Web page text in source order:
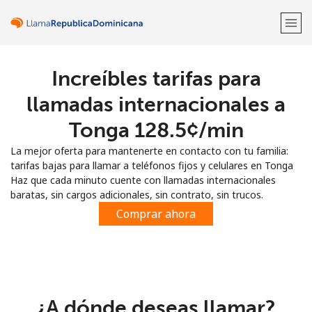
¡Bienvenido!
Regístrate con
Increíbles tarifas para
llamadas internacionales a
Tonga ⁦128.5¢⁩/min
La mejor oferta para mantenerte en contacto con tu familia:
tarifas bajas para llamar a teléfonos fijos y celulares en Tonga
Haz que cada minuto cuente con llamadas internacionales
baratas, sin cargos adicionales, sin contrato, sin trucos.
Comprar ahora